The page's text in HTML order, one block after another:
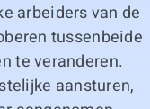
arbeiders van de
tussenbeide
te veranderen.
aansturen,